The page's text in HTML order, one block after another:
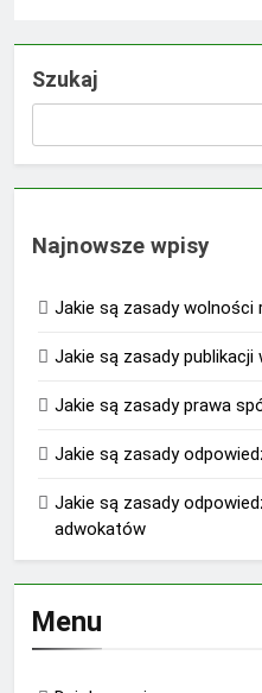
Szukaj
Najnowsze wpisy
Jakie są zasady wolności
Jakie są zasady
Jakie są zasady prawa
Jakie są zasady
Jakie są zasady
adwokatów
Menu